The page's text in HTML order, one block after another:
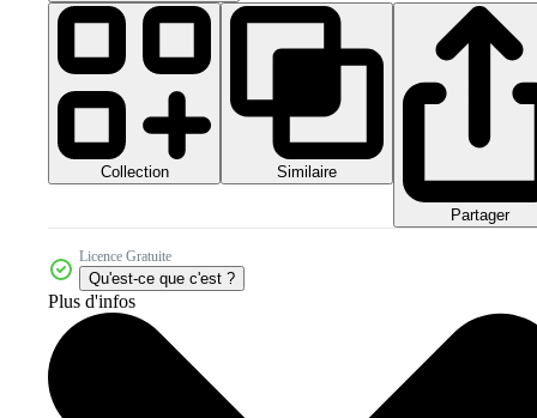
Collection Similaire
Partager
Licence Gratuite
Qu'est-ce que c'est ?
Plus d'infos